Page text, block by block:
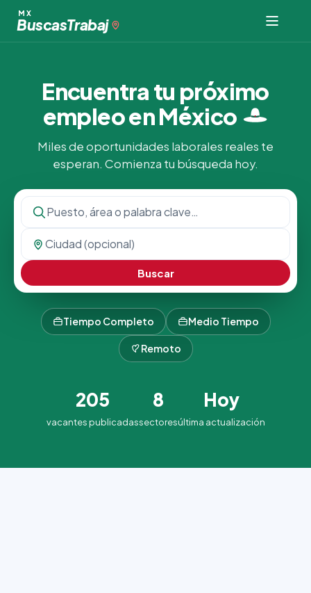
MX
BuscasTrabaj
Encuentra tu próximo
empleo enMéxico
Miles de oportunidades laborales reales te
esperan. Comienza tu búsqueda hoy.
Buscar
Tiempo Completo Medio Tiempo
Remoto
205
vacantes publicadas
8
sectores
Hoy
última actualización